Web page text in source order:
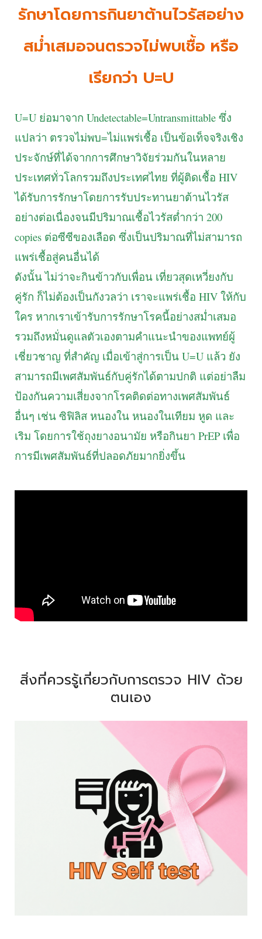
รักษาโดยการกินยาต้านไวรัสอย่าง
สม่ำเสมอจนตรวจไม่พบเชื้อ หรือ
เรียกว่า U=U
U=U ย่อมาจาก Undetectable=Untransmittable ซึ่ง
แปลว่า ตรวจไม่พบ=ไม่แพร่เชื้อ เป็นข้อเท็จจริงเชิง
ประจักษ์ที่ได้จากการศึกษาวิจัยร่วมกันในหลาย
ประเทศทั่วโลกรวมถึงประเทศไทย ที่ผู้ติดเชื้อ HIV
ได้รับการรักษาโดยการรับประทานยาต้านไวรัส
อย่างต่อเนื่องจนมีปริมาณเชื้อไวรัสต่ำกว่า 200
copies ต่อซีซีของเลือด ซึ่งเป็นปริมาณที่ไม่สามารถ
แพร่เชื้อสู่คนอื่นได้
ดังนั้น ไม่ว่าจะกินข้าวกับเพื่อน เที่ยวสุดเหวี่ยงกับ
คู่รัก ก็ไม่ต้องเป็นกังวลว่า เราจะแพร่เชื้อ HIV ให้กับ
ใคร หากเราเข้ารับการรักษาโรคนี้อย่างสม่ำเสมอ
รวมถึงหมั่นดูแลตัวเองตามคำแนะนำของแพทย์ผู้
เชี่ยวชาญ ที่สำคัญ เมื่อเข้าสู่การเป็น U=U แล้ว ยัง
สามารถมีเพศสัมพันธ์กับคู่รักได้ตามปกติ แต่อย่าลืม
ป้องกันความเสี่ยงจากโรคติดต่อทางเพศสัมพันธ์
อื่นๆ เช่น ซิฟิลิส หนองใน หนองในเทียม หูด และ
เริม โดยการใช้ถุงยางอนามัย หรือกินยา PrEP เพื่อ
การมีเพศสัมพันธ์ที่ปลอดภัยมากยิ่งขึ้น
สิ่งที่ควรรู้เกี่ยวกับการตรวจ HIV ด้วย
ตนเอง